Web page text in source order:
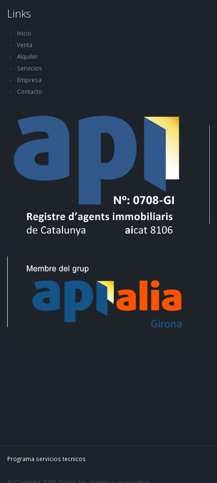
Links
Inicio
Venta
Alquiler
Servicios
Empresa
Contacto
Programa servicios tecnicos